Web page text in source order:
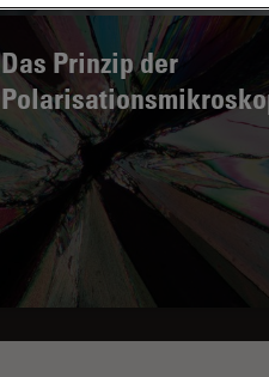
Das Prinzip der